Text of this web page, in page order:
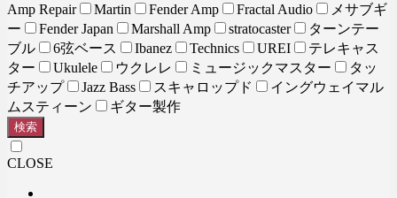
Amp Repair
Martin Fender Amp Fractal Audio
メサブギ
ー
Fender Japan Marshall Amp stratocaster
ターンテー
ブル
6弦ベース Ibanez Technics UREI
テレキャス
ター
Ukulele ウクレレ ミュージックマスター
タッ
チアップ
Jazz Bass スキャロップド
イングウェイマル
ムスティーン
ギター製作
検索
CLOSE